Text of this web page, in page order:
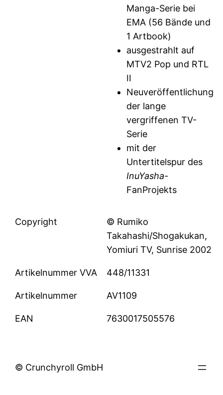
Manga-Serie bei
EMA (56 Bände und
1 Artbook)
ausgestrahlt auf
MTV2 Pop und RTL
II
Neuveröffentlichung
der lange
vergriffenen TV-
Serie
mit der
Untertitelspur des
InuYasha-
FanProjekts
Copyright
© Rumiko
Takahashi/Shogakukan,
Yomiuri TV, Sunrise 2002
Artikelnummer VVA 448/11331
Artikelnummer AV1109
EAN 7630017505576
© Crunchyroll GmbH